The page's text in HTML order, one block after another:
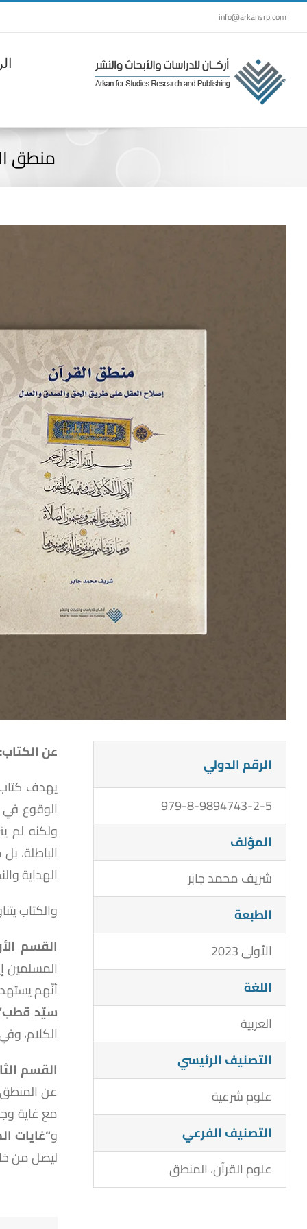
Skip
to
info@arkansrp.com
منطق
الرقم الدولي
979-8-9894743-2-5
المؤلف
شريف محمد جابر
الطبعة
الأولى 2023
اللغة
العربية
التصنيف الرئيسي
علوم شرعية
التصنيف الفرعي
علوم القرآن، المنطق
عن الكتاب:
يهدف
الوقوع في
ولكنه لم
الباطلة،
الهداية
والكتاب
القسم
المسلمين
أنّهم
سيّد
الكلام،
القسم
عن
مع غاية
و“غايات
ليصل من